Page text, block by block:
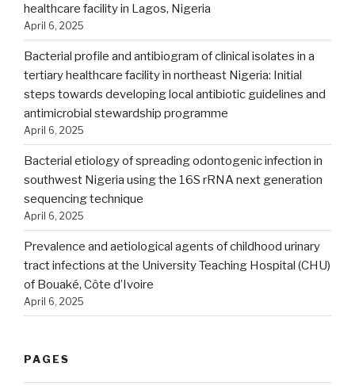
healthcare facility in Lagos, Nigeria
April 6, 2025
Bacterial profile and antibiogram of clinical isolates in a
tertiary healthcare facility in northeast Nigeria: Initial
steps towards developing local antibiotic guidelines and
antimicrobial stewardship programme
April 6, 2025
Bacterial etiology of spreading odontogenic infection in
southwest Nigeria using the 16S rRNA next generation
sequencing technique
April 6, 2025
Prevalence and aetiological agents of childhood urinary
tract infections at the University Teaching Hospital (CHU)
of Bouaké, Côte d’Ivoire
April 6, 2025
PAGES